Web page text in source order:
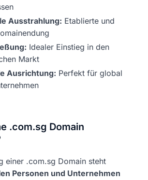
Ausstrahlung: Etablierte und
Idealer Einstieg in den
Markt
Ausrichtung: Perfekt für global
.com.sg Domain
einer .com.sg Domain steht
Personen und Unternehmen